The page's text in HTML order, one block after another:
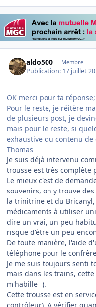
aldo500 Membre
Publication: 17 juillet
OK merci pour ta
Pour le reste, je réitère
de plusieurs post, je
mais pour le reste, si
exhaustive du contenu
Thomas
Je suis déjà intervenu
trousse est très complète
Le mieux c'est de
souvenirs, on y trouve
la trinitrine et du
médicaments à utiliser
dire un vrai, un peu
risque d'être un peu
De toute manière, l'aide
téléphone pour le
Je me suis toujours senti
mais dans les trains,
m'habille ).
Cette trousse est en
contrôleur). A vérifier